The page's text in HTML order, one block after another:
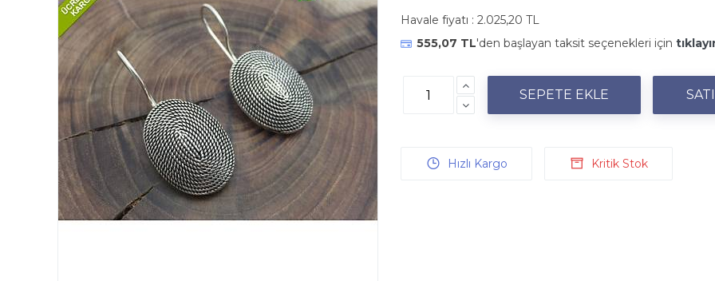
Havale fiyatı : 2.025,20 TL
555,07 TL'den başlayan taksit seçenekleri için